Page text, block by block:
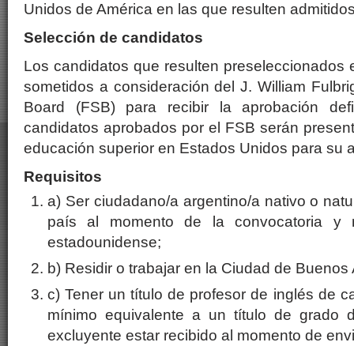
Unidos de América en las que resulten
Selección de candidatos
Los candidatos que resulten preseleccionados
sometidos a consideración del J. William
Board (FSB) para recibir la aprobación
candidatos aprobados por el FSB serán
educación superior en Estados Unidos para su
Requisitos
a) Ser ciudadano/a argentino/a nativo o
país al momento de la convocatoria y
estadounidense;
b) Residir o trabajar en la Ciudad de Buenos
c) Tener un título de profesor de inglés de
mínimo equivalente a un título de grado
excluyente estar recibido al momento de